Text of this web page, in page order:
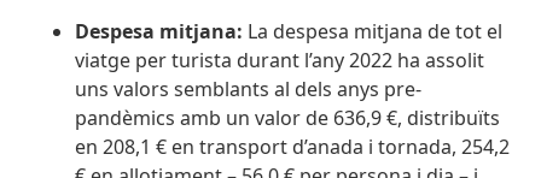
Despesa mitjana: La despesa mitjana de tot el
viatge per turista durant l’any 2022 ha assolit
uns valors semblants al dels anys pre-
pandèmics amb un valor de 636,9 €, distribuïts
en 208,1 € en transport d’anada i tornada, 254,2